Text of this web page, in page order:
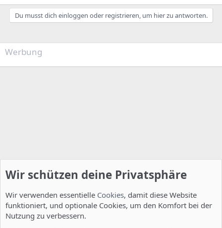
Du musst dich einloggen oder registrieren, um hier zu antworten.
Werbung
Wir schützen deine Privatsphäre
Wir verwenden essentielle Cookies, damit diese Website
funktioniert, und optionale Cookies, um den Komfort bei der
Nutzung zu verbessern.